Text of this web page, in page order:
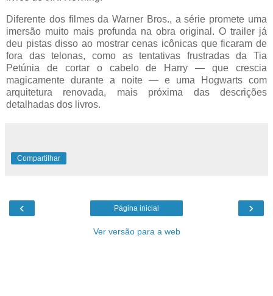
Diferente dos filmes da Warner Bros., a série promete uma
imersão muito mais profunda na obra original. O trailer já
deu pistas disso ao mostrar cenas icônicas que ficaram de
fora das telonas, como as tentativas frustradas da Tia
Petúnia de cortar o cabelo de Harry — que crescia
magicamente durante a noite — e uma Hogwarts com
arquitetura renovada, mais próxima das descrições
detalhadas dos livros.
Compartilhar
‹ ›
Página inicial
Ver versão para a web